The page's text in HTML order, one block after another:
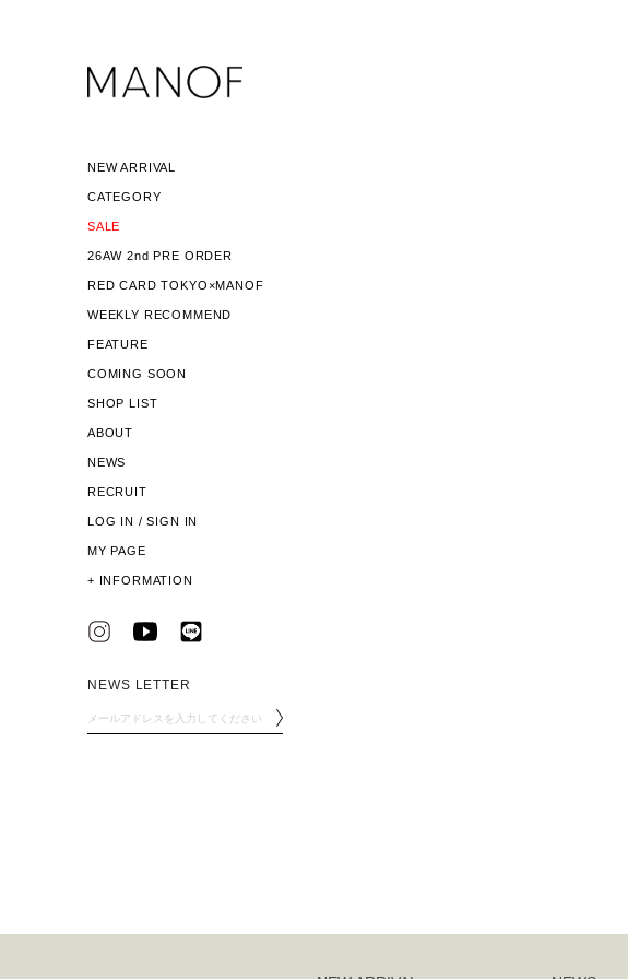
NEW ARRIVAL
CATEGORY
SALE
26AW 2nd PRE ORDER
RED CARD TOKYO×MANOF
WEEKLY RECOMMEND
FEATURE
COMING SOON
SHOP LIST
ABOUT
NEWS
RECRUIT
LOG IN / SIGN IN
MY PAGE
+ INFORMATION
NEWS LETTER